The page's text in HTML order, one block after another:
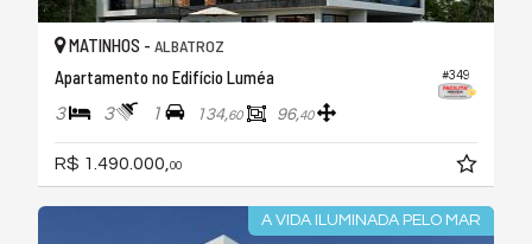
#349
MATINHOS - ALBATROZ
Apartamento no Edifício Luméa
3 3 1 134,60 96,40
R$ 1.490.000,00
A VIDA ILUMINADA PELO MAR